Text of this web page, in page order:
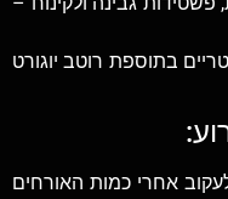
בתוספת רוטב יוגורט
אחרי כמות האורחים